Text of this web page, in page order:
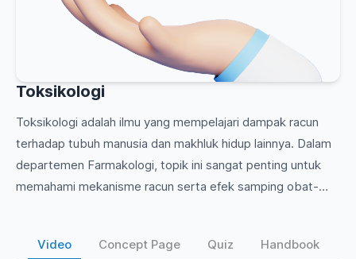
Toksikologi
Toksikologi adalah ilmu yang mempelajari dampak racun
terhadap tubuh manusia dan makhluk hidup lainnya. Dalam
departemen Farmakologi, topik ini sangat penting untuk
memahami mekanisme racun serta efek samping obat-
cara penanganannya, dan peran toksikologi dalam praktik
Video Concept Page Quiz Handbook